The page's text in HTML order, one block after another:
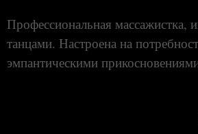
Профессиональная
танцами. Настроена на
эмпантическими